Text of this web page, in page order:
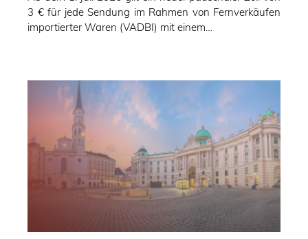
3 € für jede Sendung im Rahmen von Fernverkäufen
importierter Waren (VADBI) mit einem…